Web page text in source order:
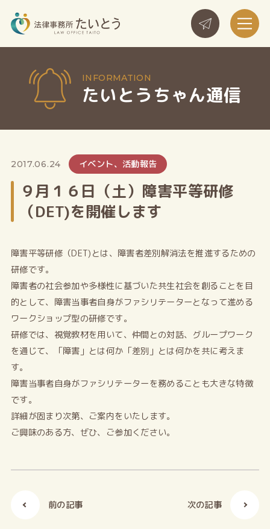
たいとうちゃん通信
2017.06.24 イベント、活動報告
９月１６日（土）障害平等研修
（DET)を開催します
障害平等研修（DET)とは、障害者差別解消法を推進するための
研修です。
障害者の社会参加や多様性に基づいた共生社会を創ることを目
的として、障害当事者自身がファシリテーターとなって進める
ワークショップ型の研修です。
研修では、視覚教材を用いて、仲間との対話、グループワーク
を通じて、「障害」とは何か「差別」とは何かを共に考えま
す。
障害当事者自身がファシリテーターを務めることも大きな特徴
です。
詳細が固まり次第、ご案内をいたします。
ご興味のある方、ぜひ、ご参加ください。
前の記事 次の記事